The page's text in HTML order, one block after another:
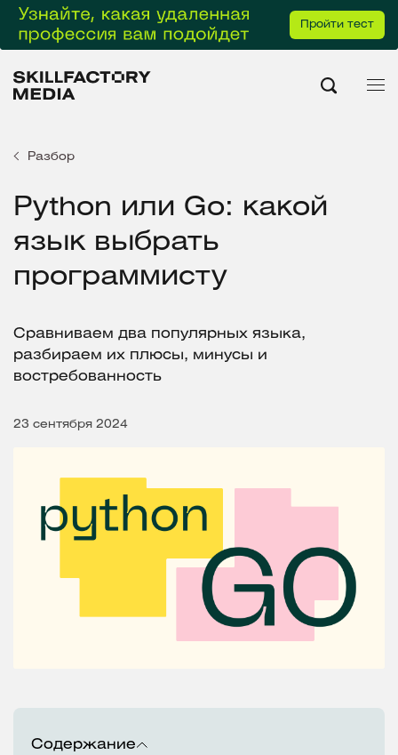
Пройти тест
Разбор
Python или Go: какой
язык выбрать
программисту
Сравниваем два популярных языка,
разбираем их плюсы, минусы и
востребованность
23 сентября 2024
Содержание